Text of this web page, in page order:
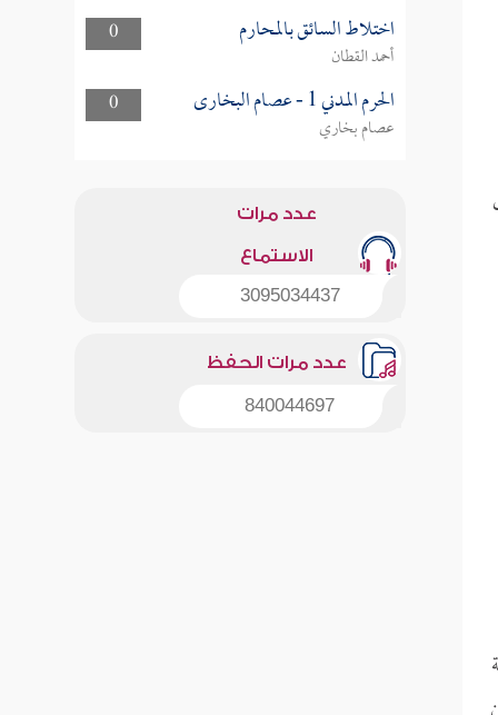
0
اختلاط السائق بالمحارم
أحمد القطان
0
الحرم المدني 1 - عصام البخارى
عصام بخاري
عدد مرات
الاستماع
3095034437
عدد مرات الحفظ
840044697